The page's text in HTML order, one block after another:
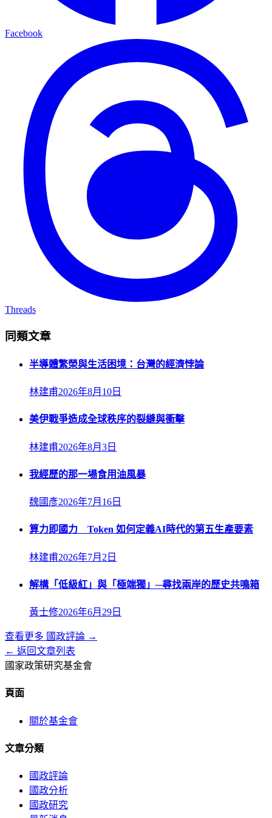
Facebook
Threads
同類文章
半導體繁榮與生活困境：台灣的經濟悖論
林建甫2026年8月10日
美伊戰爭造成全球秩序的裂縫與衝擊
林建甫2026年8月3日
我經歷的那一場食用油風暴
魏國彥2026年7月16日
算力即國力 Token 如何定義AI時代的第五生產要素
林建甫2026年7月2日
解構「低級紅」與「極端獨」─尋找兩岸的歷史共鳴箱
黃士修2026年6月29日
查看更多 國政評論 →
← 返回文章列表
國家政策研究基金會
頁面
關於基金會
文章分類
國政評論
國政分析
國政研究